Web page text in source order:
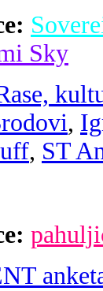
Sky
,
, ST